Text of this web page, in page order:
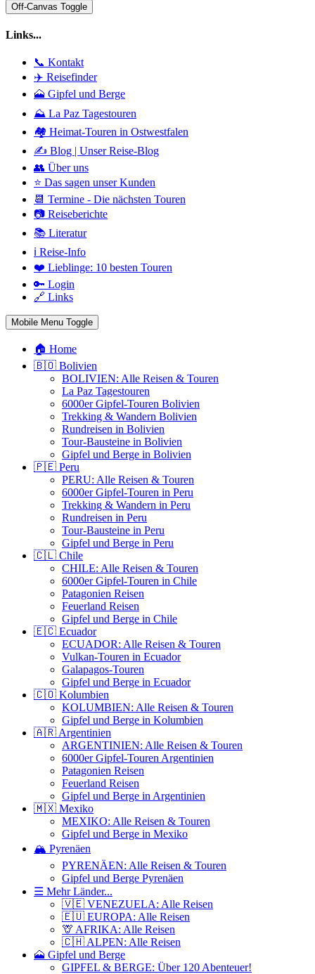
Off-Canvas Toggle
Links...
📞 Kontakt
✈️ Reisefinder
🗻 Gipfel und Berge
⛰️ La Paz Tagestouren
🏘️ Heimat-Touren in Ostwestfalen
✍️ Blog | Unser Reise-Blog
👥 Über uns
⭐ Das sagen unser Kunden
📆 Termine - Die nächsten Touren
📷 Reiseberichte
📚 Literatur
ℹ️ Reise-Info
❤️ Lieblinge: 10 besten Touren
🔑 Login
🔗 Links
Mobile Menu Toggle
🏠 Home
🇧🇴 Bolivien
BOLIVIEN: Alle Reisen & Touren
La Paz Tagestouren
6000er Gipfel-Touren Bolivien
Trekking & Wandern Bolivien
Rundreisen in Bolivien
Tour-Bausteine in Bolivien
Gipfel und Berge in Bolivien
🇵🇪 Peru
PERU: Alle Reisen & Touren
6000er Gipfel-Touren in Peru
Trekking & Wandern in Peru
Rundreisen in Peru
Tour-Bausteine in Peru
Gipfel und Berge in Peru
🇨🇱 Chile
CHILE: Alle Reisen & Touren
6000er Gipfel-Touren in Chile
Patagonien Reisen
Feuerland Reisen
Gipfel und Berge in Chile
🇪🇨 Ecuador
ECUADOR: Alle Reisen & Touren
Vulkan-Touren in Ecuador
Galapagos-Touren
Gipfel und Berge in Ecuador
🇨🇴 Kolumbien
KOLUMBIEN: Alle Reisen & Touren
Gipfel und Berge in Kolumbien
🇦🇷 Argentinien
ARGENTINIEN: Alle Reisen & Touren
6000er Gipfel-Touren Argentinien
Patagonien Reisen
Feuerland Reisen
Gipfel und Berge in Argentinien
🇲🇽 Mexiko
MEXIKO: Alle Reisen & Touren
Gipfel und Berge in Mexiko
🏔️ Pyrenäen
PYRENÄEN: Alle Reisen & Touren
Gipfel und Berge Pyrenäen
☰ Mehr Länder...
🇻🇪 VENEZUELA: Alle Reisen
🇪🇺 EUROPA: Alle Reisen
🦒 AFRIKA: Alle Reisen
🇨🇭 ALPEN: Alle Reisen
🗻 Gipfel und Berge
GIPFEL & BERGE: Über 120 Abenteuer!